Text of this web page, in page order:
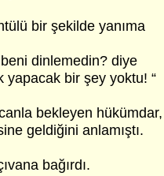
bir şekilde yanıma
dinlemedin? diye
yapacak bir şey yoktu! “
bekleyen hükümdar,
geldiğini anlamıştı.
bağırdı.